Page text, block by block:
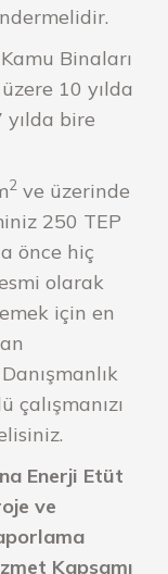
Binaları
10 yılda
bire
2 ve üzerinde
250 TEP
önce hiç
olarak
için en
çalışmanızı
Enerji Etüt
ve
Kapsamı